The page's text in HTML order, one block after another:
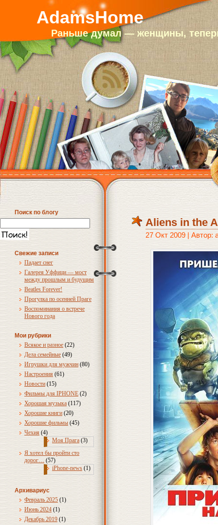
AdamsHome
Раньше думал — женщины,
Поиск по блогу
Свежие записи
Падает снег
Галерея Уффици — мост
между прошлым и будущим
Beatles Forever!
Прогулка по осенней Праге
Воспоминания о встрече
Нового года
Мои рубрики
Всякое и разное (22)
Дела семейные (49)
Игрушки для мужчин (80)
Настроения (61)
Новости (15)
Фильмы для IPHONE (2)
Хорошая музыка (117)
Хорошие книги (20)
Хорошие фильмы (45)
Чехия (4)
Моя Прага (3)
Я хотел бы пройти сто
дорог… (57)
iPhone-news (1)
Архивариус
Февраль 2025 (1)
Июнь 2024 (1)
Декабрь 2019 (1)
Aliens in the
27 Окт 2009 | Автор: